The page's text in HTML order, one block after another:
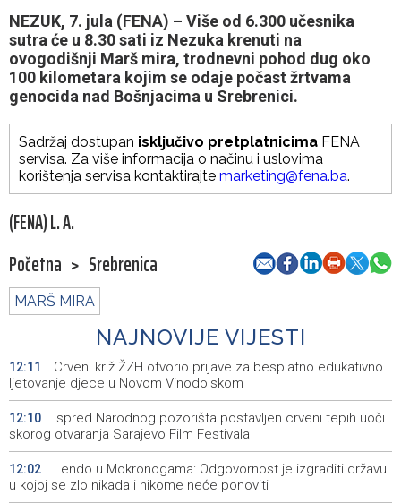
NEZUK, 7. jula (FENA) – Više od 6.300 učesnika
sutra će u 8.30 sati iz Nezuka krenuti na
ovogodišnji Marš mira, trodnevni pohod dug oko
100 kilometara kojim se odaje počast žrtvama
genocida nad Bošnjacima u Srebrenici.
Sadržaj dostupan isključivo pretplatnicima FENA
servisa. Za više informacija o načinu i uslovima
korištenja servisa kontaktirajte marketing@fena.ba.
(FENA) L. A.
Početna > Srebrenica
MARŠ MIRA
NAJNOVIJE VIJESTI
12:11
Crveni križ ŽZH otvorio prijave za besplatno edukativno
ljetovanje djece u Novom Vinodolskom
12:10
Ispred Narodnog pozorišta postavljen crveni tepih uoči
skorog otvaranja Sarajevo Film Festivala
12:02
Lendo u Mokronogama: Odgovornost je izgraditi državu
u kojoj se zlo nikada i nikome neće ponoviti